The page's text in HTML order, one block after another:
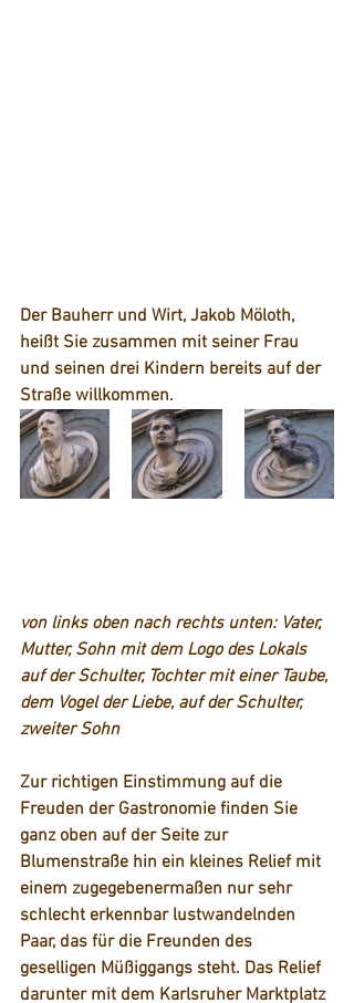
Der Bauherr und Wirt, Jakob Möloth,
heißt Sie zusammen mit seiner Frau
und seinen drei Kindern bereits auf der
Straße willkommen.
von links oben nach rechts unten: Vater,
Mutter, Sohn mit dem Logo des Lokals
auf der Schulter, Tochter mit einer Taube,
dem Vogel der Liebe, auf der Schulter,
zweiter Sohn
Zur richtigen Einstimmung auf die
Freuden der Gastronomie finden Sie
ganz oben auf der Seite zur
Blumenstraße hin ein kleines Relief mit
einem zugegebenermaßen nur sehr
schlecht erkennbar lustwandelnden
Paar, das für die Freunden des
geselligen Müßiggangs steht. Das Relief
darunter mit dem Karlsruher Marktplatz